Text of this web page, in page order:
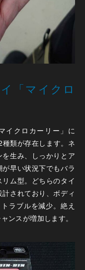
「マイクロ
イクロカーリー」に
種類が存在します。ネ
生み、しっかりとア
早い状況下でもバラ
ム型。どちらのタイ
されており、ボディ
ラブルを減少。絶え
ンスが増加します。